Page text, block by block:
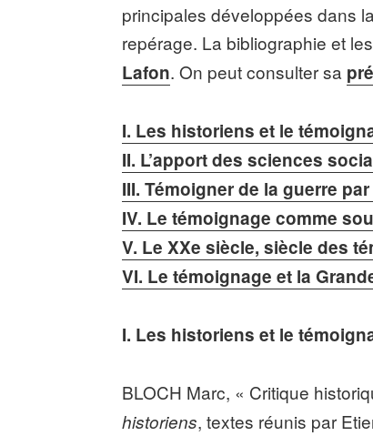
principales développées dans
repérage. La bibliographie et
Lafon. On peut consulter sa
I. Les historiens et le
II. L’apport des sciences
III. Témoigner de la guerre par
IV. Le témoignage comme
V. Le XXe siècle, siècle des
VI. Le témoignage et la
I. Les historiens et le
BLOCH Marc, « Critique
historiens, textes réunis par